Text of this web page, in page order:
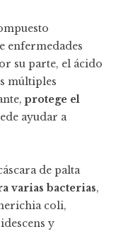
enfermedades
su parte, el ácido
múltiples
protege el
ayudar a
de palta
varias bacterias,
coli,
y